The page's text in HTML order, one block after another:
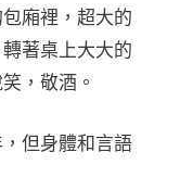
廂裡，超大的
著桌上大大的
，敬酒。
但身體和言語